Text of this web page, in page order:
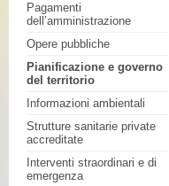
Pagamenti
dell’amministrazione
Opere pubbliche
Pianificazione e governo
del territorio
Informazioni ambientali
Strutture sanitarie private
accreditate
Interventi straordinari e di
emergenza